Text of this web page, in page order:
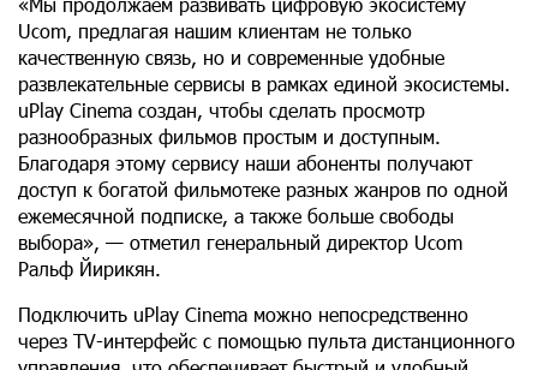
Ucom, предлагая нашим клиентам не только
качественную связь, но и современные удобные
развлекательные сервисы в рамках единой экосистемы.
uPlay Cinema создан, чтобы сделать просмотр
разнообразных фильмов простым и доступным.
Благодаря этому сервису наши абоненты получают
доступ к богатой фильмотеке разных жанров по одной
ежемесячной подписке, а также больше свободы
выбора», — отметил генеральный директор Ucom
Ральф Йирикян.
Подключить uPlay Cinema можно непосредственно
через TV-интерфейс с помощью пульта дистанционного